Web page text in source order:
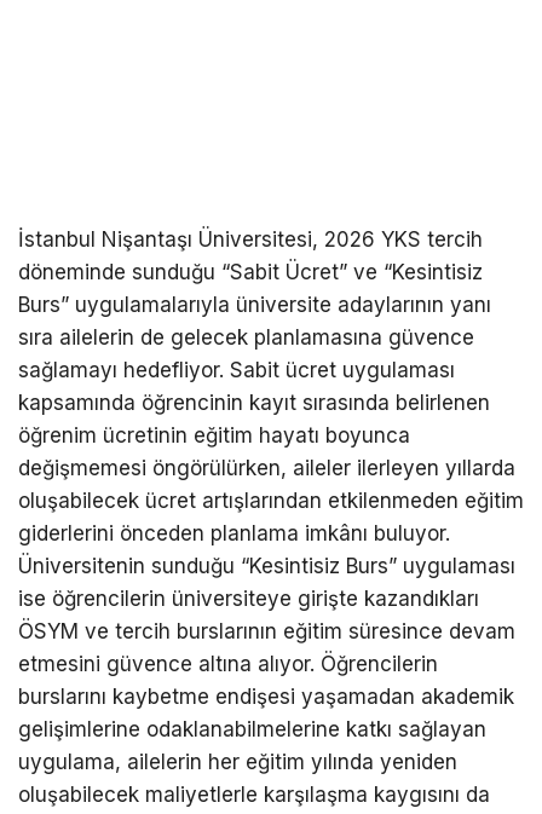
İstanbul Nişantaşı Üniversitesi, 2026 YKS tercih
döneminde sunduğu “Sabit Ücret” ve “Kesintisiz
Burs” uygulamalarıyla üniversite adaylarının yanı
sıra ailelerin de gelecek planlamasına güvence
sağlamayı hedefliyor. Sabit ücret uygulaması
kapsamında öğrencinin kayıt sırasında belirlenen
öğrenim ücretinin eğitim hayatı boyunca
değişmemesi öngörülürken, aileler ilerleyen yıllarda
oluşabilecek ücret artışlarından etkilenmeden eğitim
giderlerini önceden planlama imkânı buluyor.
Üniversitenin sunduğu “Kesintisiz Burs” uygulaması
ise öğrencilerin üniversiteye girişte kazandıkları
ÖSYM ve tercih burslarının eğitim süresince devam
etmesini güvence altına alıyor. Öğrencilerin
burslarını kaybetme endişesi yaşamadan akademik
gelişimlerine odaklanabilmelerine katkı sağlayan
uygulama, ailelerin her eğitim yılında yeniden
oluşabilecek maliyetlerle karşılaşma kaygısını da